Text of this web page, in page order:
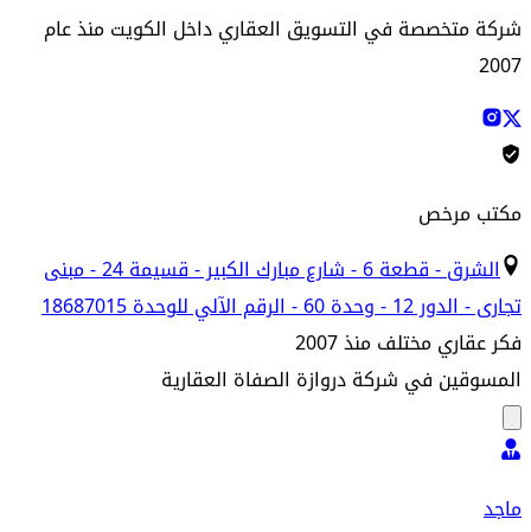
شركة متخصصة في التسويق العقاري داخل الكويت منذ عام
2007
مكتب مرخص
الشرق - قطعة 6 - شارع مبارك الكبير - قسيمة 24 - مبنى
تجارى - الدور 12 - وحدة 60 - الرقم الآلي للوحدة 18687015
فكر عقاري مختلف منذ 2007
المسوقين في شركة دروازة الصفاة العقارية
ماجد